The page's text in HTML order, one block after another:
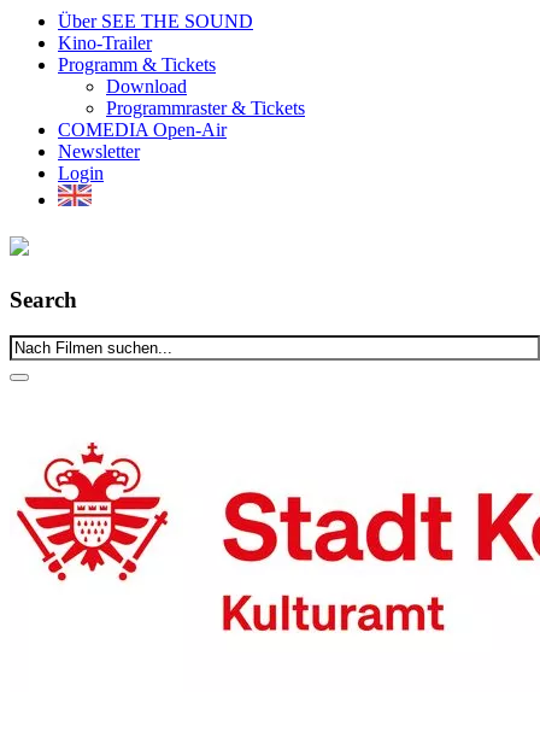
Über SEE THE SOUND
Kino-Trailer
Programm & Tickets
Download
Programmraster & Tickets
COMEDIA Open-Air
Newsletter
Login
Search